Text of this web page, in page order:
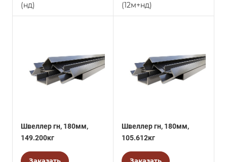
(нд) (12м+нд)
Швеллер гн, 180мм,
149.200кг
Швеллер гн, 180мм,
105.612кг